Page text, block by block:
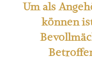
Um als
können